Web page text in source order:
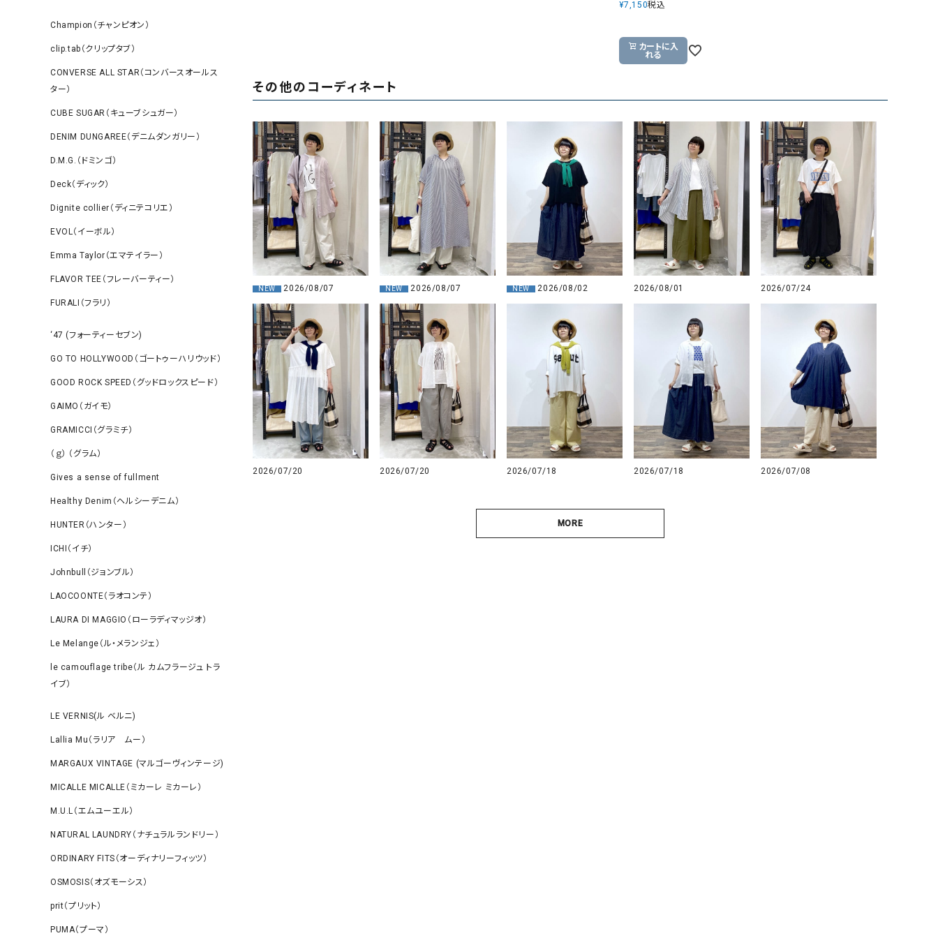
Champion（チャンピオン）
clip.tab（クリップタブ）
CONVERSE ALL STAR（コンバースオールス
ター）
CUBE SUGAR（キューブシュガー）
DENIM DUNGAREE（デニムダンガリー）
D.M.G.（ドミンゴ）
Deck（ディック）
Dignite collier（ディニテコリエ）
EVOL（イーボル）
Emma Taylor（エマテイラー）
FLAVOR TEE（フレーバーティー）
FURALI（フラリ）
‘47 (フォーティーセブン)
GO TO HOLLYWOOD（ゴートゥーハリウッド）
GOOD ROCK SPEED（グッドロックスピード）
GAIMO（ガイモ）
GRAMICCI（グラミチ）
（ｇ） （グラム）
Gives a sense of fullment
Healthy Denim（ヘルシーデニム）
HUNTER（ハンター）
ICHI（イチ）
Johnbull（ジョンブル）
LAOCOONTE（ラオコンテ）
LAURA DI MAGGIO（ローラディマッジオ）
Le Melange（ル・メランジェ）
le camouflage tribe（ル カムフラージュ トラ
イブ）
LE VERNIS(ル ベルニ)
Lallia Mu（ラリア ムー）
MARGAUX VINTAGE (マルゴーヴィンテージ)
MICALLE MICALLE（ミカーレ ミカーレ）
M.U.L（エムユーエル）
NATURAL LAUNDRY（ナチュラルランドリー）
ORDINARY FITS（オーディナリーフィッツ）
OSMOSIS（オズモーシス）
prit（プリット）
PUMA（プーマ）
¥7,150税込
カートに入
れる
その他のコーディネート
NEW 2026/08/07 NEW 2026/08/07 NEW 2026/08/02 2026/08/01 2026/07/24
2026/07/20 2026/07/20 2026/07/18 2026/07/18 2026/07/08
MORE